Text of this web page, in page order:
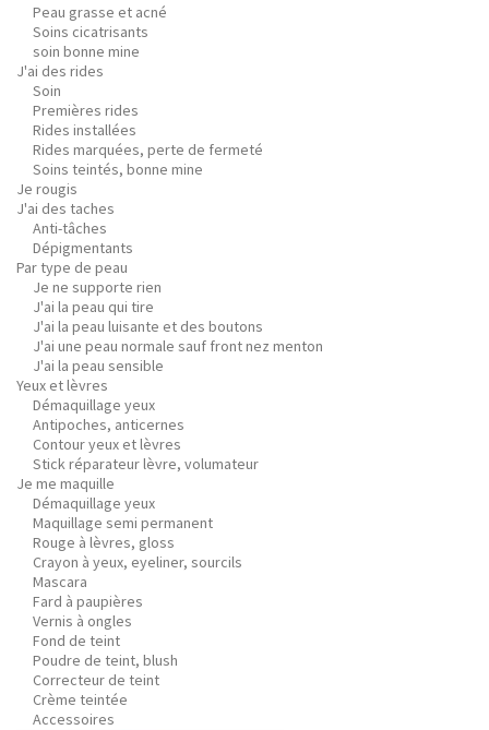
Peau grasse et acné
Soins cicatrisants
soin bonne mine
J'ai des rides
Soin
Premières rides
Rides installées
Rides marquées, perte de fermeté
Soins teintés, bonne mine
Je rougis
J'ai des taches
Anti-tâches
Dépigmentants
Par type de peau
Je ne supporte rien
J'ai la peau qui tire
J'ai la peau luisante et des boutons
J'ai une peau normale sauf front nez menton
J'ai la peau sensible
Yeux et lèvres
Démaquillage yeux
Antipoches, anticernes
Contour yeux et lèvres
Stick réparateur lèvre, volumateur
Je me maquille
Démaquillage yeux
Maquillage semi permanent
Rouge à lèvres, gloss
Crayon à yeux, eyeliner, sourcils
Mascara
Fard à paupières
Vernis à ongles
Fond de teint
Poudre de teint, blush
Correcteur de teint
Crème teintée
Accessoires